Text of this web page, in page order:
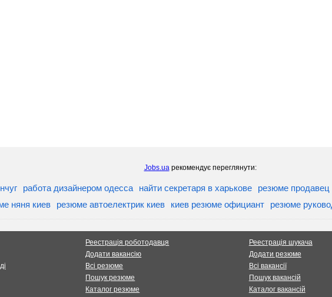
Jobs.uaрекомендує переглянути:
работа дизайнером одесса найти секретаря в харькове
резюме продавец
няня киев
резюме автоелектрик киев киев резюме официант резюме
Реестрація роботодавця
Додати вакансію
Всі резюме
Пошук резюме
Каталог резюме
Реестрація шукача
Додати резюме
Всі вакансії
Пошук вакансій
Каталог вакансій